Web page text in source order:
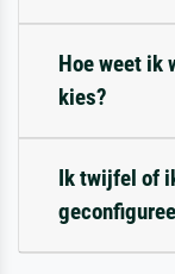
Hoe weet ik
kies?
Ik twijfel of